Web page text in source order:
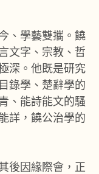
、學藝雙攜。饒
文字、宗教、哲
深。他既是研究
錄學、楚辭學的
、能詩能文的騷
詳，饒公治學的
後因緣際會，正